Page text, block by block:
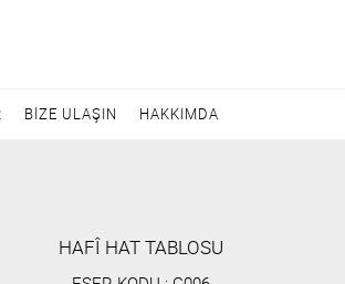
BİZE ULAŞIN HAKKIMDA
HAFÎ HAT TABLOSU